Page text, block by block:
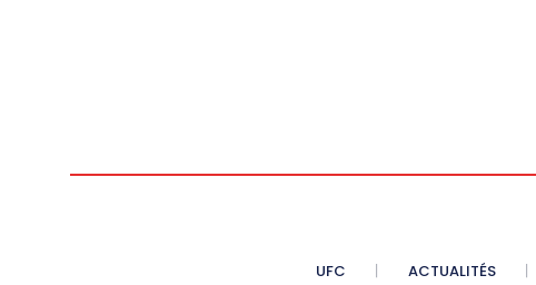
UFC ACTUALITÉS